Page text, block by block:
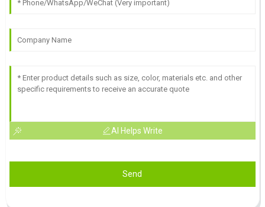
AI Helps Write
Send